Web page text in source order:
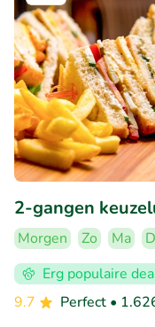
2-gangen
Morgen Zo Ma
Erg populaire
9.7
Perfect •